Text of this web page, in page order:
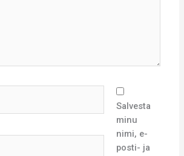
Salvesta
minu
nimi, e-
posti- ja